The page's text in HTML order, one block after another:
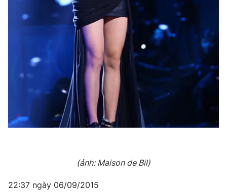
(ảnh: Maison de Bil)
22:37 ngày 06/09/2015